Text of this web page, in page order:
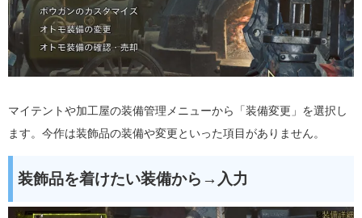
マイテントや加工屋の装備管理メニューから「装備変更」を選択し
ます。今作は装飾品の装備や変更といった項目がありません。
装飾品を着けたい装備から→入力